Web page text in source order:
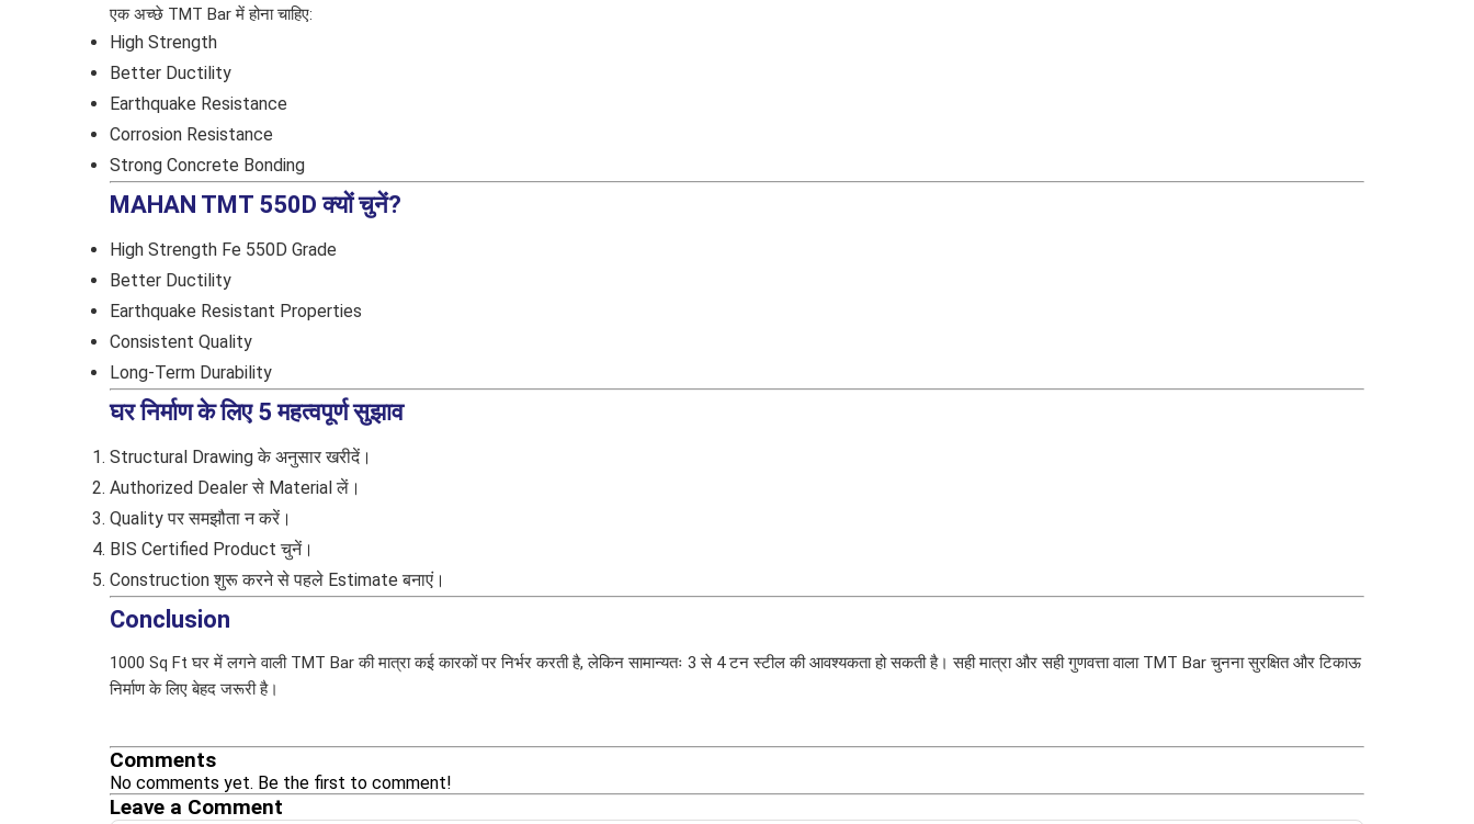
एक अच्छे TMT Bar में होना चाहिए:
High Strength
Better Ductility
Earthquake Resistance
Corrosion Resistance
Strong Concrete Bonding
MAHAN TMT 550D क्यों चुनें?
High Strength Fe 550D Grade
Better Ductility
Earthquake Resistant Properties
Consistent Quality
Long-Term Durability
घर निर्माण के लिए 5 महत्वपूर्ण सुझाव
Structural Drawing के अनुसार खरीदें।
Authorized Dealer से Material लें।
Quality पर समझौता न करें।
BIS Certified Product चुनें।
Construction शुरू करने से पहले Estimate बनाएं।
Conclusion
1000 Sq Ft घर में लगने वाली TMT Bar की मात्रा कई कारकों पर निर्भर करती है, लेकिन सामान्यतः 3 से 4 टन स्टील की आवश्यकता हो सकती है। सही मात्रा और सही गुणवत्ता वाला TMT Bar चुनना सुरक्षित और टिकाऊ
निर्माण के लिए बेहद जरूरी है।
Comments
No comments yet. Be the first to comment!
Leave a Comment